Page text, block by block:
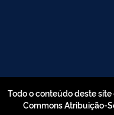
Todo o conteúdo deste
Commons Atribuição-